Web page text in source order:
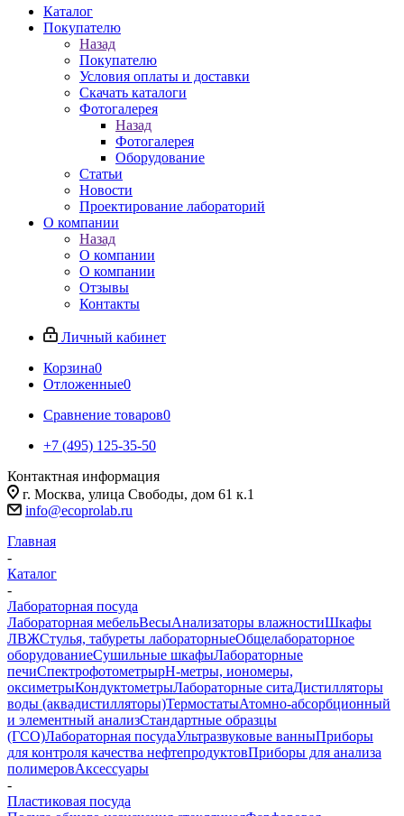
Каталог
Покупателю
Назад
Покупателю
Условия оплаты и доставки
Скачать каталоги
Фотогалерея
Назад
Фотогалерея
Оборудование
Статьи
Новости
Проектирование лабораторий
О компании
Назад
О компании
О компании
Отзывы
Контакты
Личный кабинет
Корзина0
Отложенные0
Сравнение товаров0
+7 (495) 125-35-50
Контактная информация
г. Москва, улица Свободы, дом 61 к.1
info@ecoprolab.ru
Главная
-
Каталог
-
Лабораторная посуда
Лабораторная мебельВесыАнализаторы влажностиШкафы
ЛВЖСтулья, табуреты лабораторныеОбщелабораторное
оборудованиеСушильные шкафыЛабораторные
печиСпектрофотометрыpH-метры, иономеры,
оксиметрыКондуктометрыЛабораторные ситаДистилляторы
воды (аквадистилляторы)ТермостатыАтомно-абсорбционный
и элементный анализСтандартные образцы
(ГСО)Лабораторная посудаУльтразвуковые ванныПриборы
для контроля качества нефтепродуктовПриборы для анализа
полимеровАксессуары
-
Пластиковая посуда